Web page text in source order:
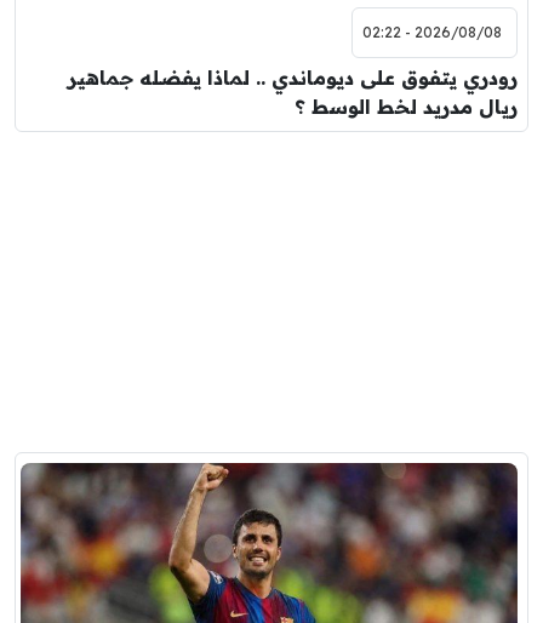
2026/08/08 - 02:22
رودري يتفوق على ديوماندي .. لماذا يفضله جماهير
ريال مدريد لخط الوسط ؟